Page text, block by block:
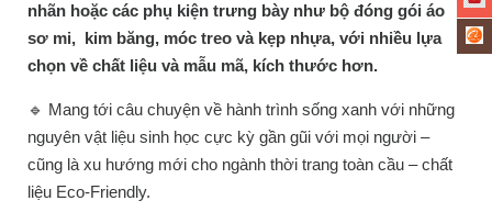
nhãn hoặc các phụ kiện trưng bày như bộ đóng gói áo
sơ mi, kim băng, móc treo và kẹp nhựa, với nhiều lựa
chọn về chất liệu và mẫu mã, kích thước hơn.
🔹 Mang tới câu chuyện về hành trình sống xanh với những
nguyên vật liệu sinh học cực kỳ gần gũi với mọi người –
cũng là xu hướng mới cho ngành thời trang toàn cầu – chất
liệu Eco-Friendly.